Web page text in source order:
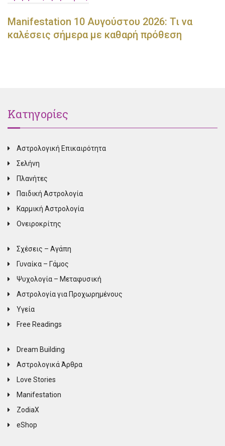
Manifestation 10 Αυγούστου 2026: Τι να
καλέσεις σήμερα με καθαρή πρόθεση
Κατηγορίες
Αστρολογική Επικαιρότητα
Σελήνη
Πλανήτες
Παιδική Αστρολογία
Καρμική Αστρολογία
Ονειροκρίτης
Σχέσεις – Αγάπη
Γυναίκα – Γάμος
Ψυχολογία – Μεταφυσική
Αστρολογία για Προχωρημένους
Υγεία
Free Readings
Dream Building
Αστρολογικά Άρθρα
Love Stories
Manifestation
ZodiaX
eShop